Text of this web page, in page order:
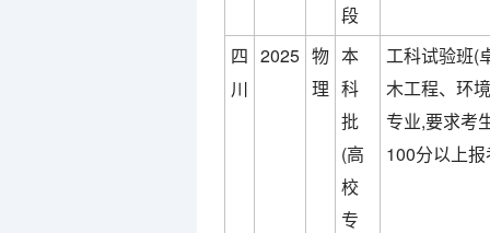
段
四
川
2025 物
理
本
科
批
(高
校
专
工科试验班(
木工程、环
专业,要求考
100分以上